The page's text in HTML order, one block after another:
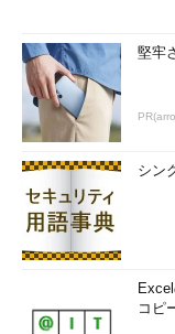
堅牢
シン
コピ